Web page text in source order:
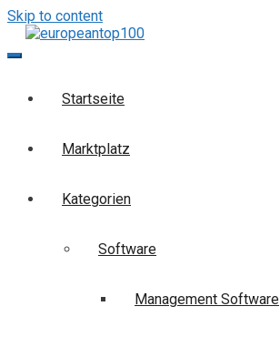
Skip to content
Startseite
Marktplatz
Kategorien
Software
Management Software